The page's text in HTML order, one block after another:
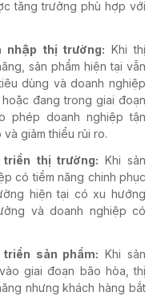
tăng trưởng phù hợp với
nhập thị trường: Khi thị
sản phẩm hiện tại vẫn
dùng và doanh nghiệp
đang trong giai đoạn
phép doanh nghiệp tận
giảm thiểu rủi ro.
thị trường: Khi sản
có tiềm năng chinh phục
hiện tại có xu hướng
và doanh nghiệp có
sản phẩm: Khi sản
giai đoạn bão hòa, thị
nhưng khách hàng bắt